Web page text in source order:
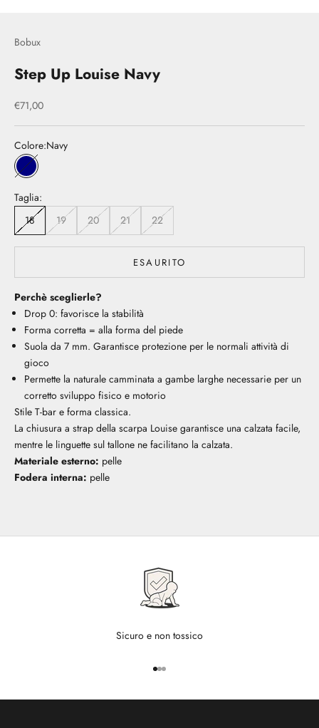
Bobux
Step Up Louise Navy
Prezzo scontato
€71,00
Colore:Navy
Navy
Taglia:
18
19 20 21 22
ESAURITO
Perchè sceglierle?
Drop 0: favorisce la stabilità
Forma corretta = alla forma del piede
Suola da 7 mm. Garantisce protezione per le normali attività di
gioco
Permette la naturale camminata a gambe larghe necessarie per un
corretto sviluppo fisico e motorio
Stile T-bar e forma classica.
La chiusura a strap della scarpa Louise garantisce una calzata facile,
mentre le linguette sul tallone ne facilitano la calzata.
Materiale esterno: pelle
Fodera interna: pelle
Sicuro e non tossico
Vai all'articolo 1
Vai all'articolo 2
Vai all'articolo 3